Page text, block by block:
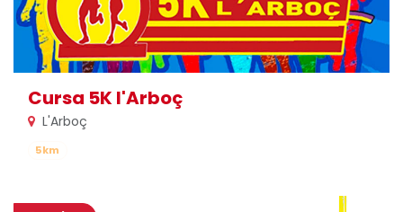
Cursa 5K l'Arboç
L'Arboç
5km